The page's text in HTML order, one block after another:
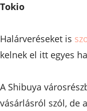
Tokio
Halárveréseket is
kelnek el itt egyes
A Shibuya
vásárlásról szól, de